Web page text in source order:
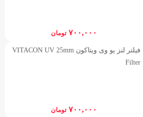
۷۰۰,۰۰۰ تومان
فیلتر لنز یو وی ویتاکون VITACON UV 25mm
Filter
۷۰۰,۰۰۰ تومان